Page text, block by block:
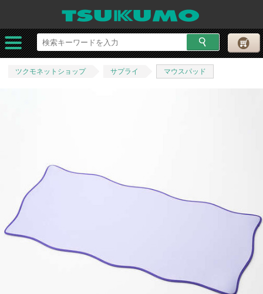
ツクモネットショップ サプライ マウスパッド